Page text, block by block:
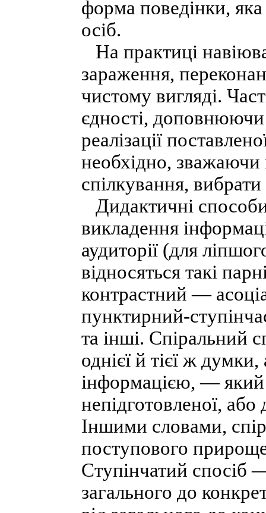
форма поведінки, яка
осіб.
На практиці
зараження,
чистому вигляді.
єдності,
реалізації
необхідно, зважаючи
спілкування,
Дидактичні
викладення
аудиторії (для
відносяться такі
контрастний —
пунктирний-
та інші. Спіральний
однієї й тієї ж
інформацією, — який
непідготовленої, або
Іншими словами,
поступового
Ступінчатий спосіб
загального до